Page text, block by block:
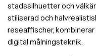
stadssilhuetter och
stiliserad och
reseaffischer,
digital målningsteknik.